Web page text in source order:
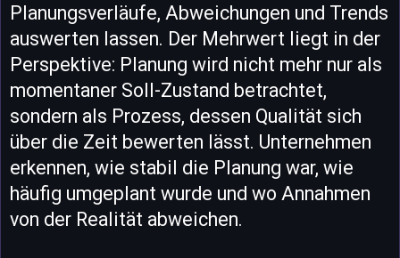
Planungsverläufe, Abweichungen und Trends
auswerten lassen. Der Mehrwert liegt in der
Perspektive: Planung wird nicht mehr nur als
momentaner Soll-Zustand betrachtet,
sondern als Prozess, dessen Qualität sich
über die Zeit bewerten lässt. Unternehmen
erkennen, wie stabil die Planung war, wie
häufig umgeplant wurde und wo Annahmen
von der Realität abweichen.